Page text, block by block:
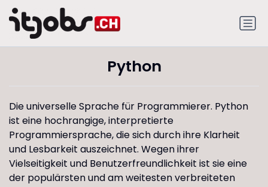
Python
Die universelle Sprache für Programmierer. Python
ist eine hochrangige, interpretierte
Programmiersprache, die sich durch ihre Klarheit
und Lesbarkeit auszeichnet. Wegen ihrer
Vielseitigkeit und Benutzerfreundlichkeit ist sie eine
der populärsten und am weitesten verbreiteten